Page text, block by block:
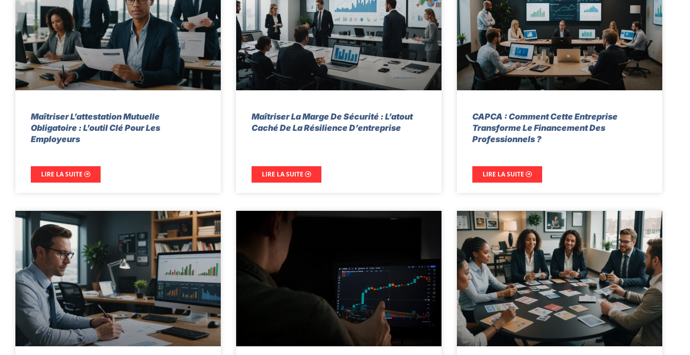
Maîtriser L’attestation Mutuelle
Obligatoire : L’outil Clé Pour Les
Employeurs
LIRE LA SUITE
Maîtriser La Marge De Sécurité : L’atout
Caché De La Résilience D’entreprise
LIRE LA SUITE
CAPCA : Comment Cette Entreprise
Transforme Le Financement Des
Professionnels ?
LIRE LA SUITE